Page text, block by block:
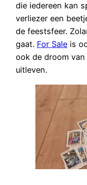
die iedereen kan
verliezer een
de feestsfeer.
gaat. For Sale is
ook de droom
uitleven.